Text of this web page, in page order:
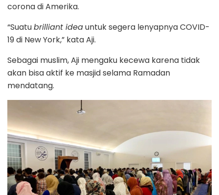
corona di Amerika.
“Suatubrilliant ideauntuk segera lenyapnya COVID-
19 di New York,” kata Aji.
Sebagai muslim, Aji mengaku kecewa karena tidak
akan bisa aktif ke masjid selama Ramadan
mendatang.